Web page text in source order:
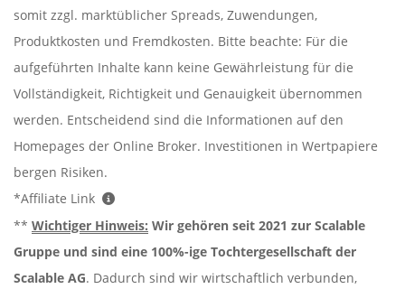
somit zzgl. marktüblicher Spreads, Zuwendungen,
Produktkosten und Fremdkosten. Bitte beachte: Für die
aufgeführten Inhalte kann keine Gewährleistung für die
Vollständigkeit, Richtigkeit und Genauigkeit übernommen
werden. Entscheidend sind die Informationen auf den
Homepages der Online Broker. Investitionen in Wertpapiere
bergen Risiken.
*Affiliate Link
** Wichtiger Hinweis: Wir gehören seit 2021 zur Scalable
Gruppe und sind eine 100%-ige Tochtergesellschaft der
Scalable AG. Dadurch sind wir wirtschaftlich verbunden,